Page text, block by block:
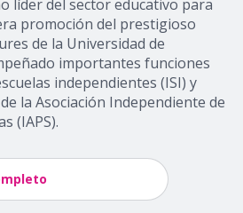
líder del sector educativo para
promoción del prestigioso
de la Universidad de
importantes funciones
independientes (ISI) y
la Asociación Independiente de
(IAPS).